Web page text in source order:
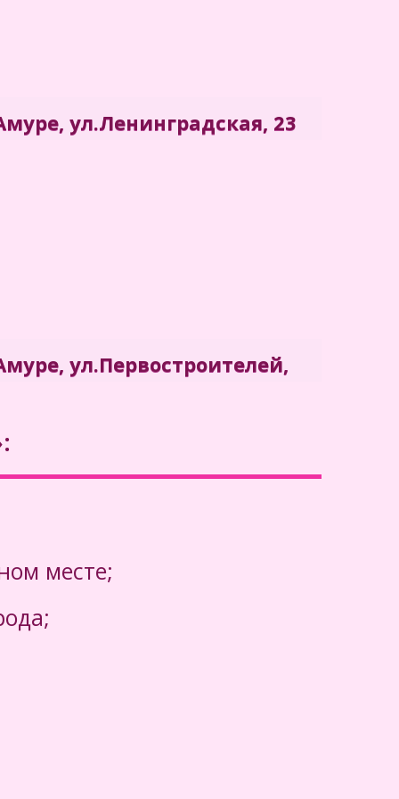
ул.Ленинградская, 23
ул.Первостроителей,
комиссий" в Комсомольске-
месте;